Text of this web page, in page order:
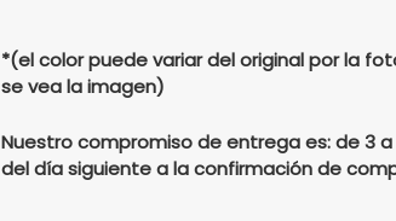
*(el color puede variar del original por la
se vea la imagen)
Nuestro compromiso de entrega es: de 3
del día siguiente a la confirmación de